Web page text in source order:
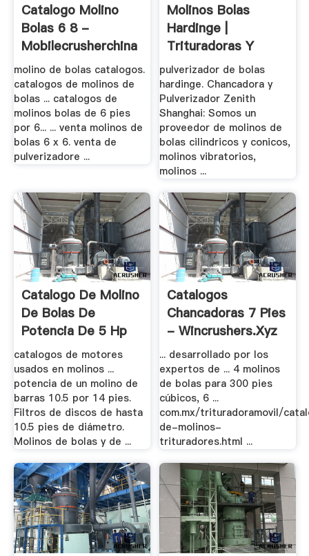
Catalogo Molino
Bolas 6 8 -
Mobilecrusherchina
molino de bolas catalogos.
catalogos de molinos de
bolas ... catalogos de
molinos bolas de 6 pies
por 6... ... venta molinos de
bolas 6 x 6. venta de
pulverizadore ...
Molinos Bolas
Hardinge |
Trituradoras Y
Molinos
pulverizador de bolas
hardinge. Chancadora y
Pulverizador Zenith
Shanghai: Somos un
proveedor de molinos de
bolas cilindricos y conicos,
molinos vibratorios,
molinos ...
Catalogo De Molino
De Bolas De
Potencia De 5 Hp
catalogos de motores
usados en molinos ...
potencia de un molino de
barras 10.5 por 14 pies.
Filtros de discos de hasta
10.5 pies de diámetro.
Molinos de bolas y de ...
Catalogos
Chancadoras 7 Pies
- Wincrushers.xyz
... desarrollado por los
expertos de ... 4 molinos
de bolas para 300 pies
cúbicos, 6 ...
com.mx/trituradoramovil/
de-molinos-
trituradores.html ...